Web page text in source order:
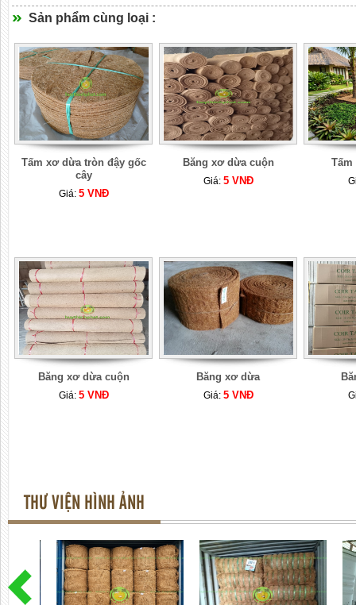
Sản phẩm cùng loại :
Tấm xơ dừa tròn đậy gốc
cây
Giá: 5 VNĐ
Băng xơ dừa cuộn
Giá: 5 VNĐ
Băng xơ dừa cuộn
Giá: 5 VNĐ
Băng xơ dừa
Giá: 5 VNĐ
THƯ VIỆN HÌNH ẢNH